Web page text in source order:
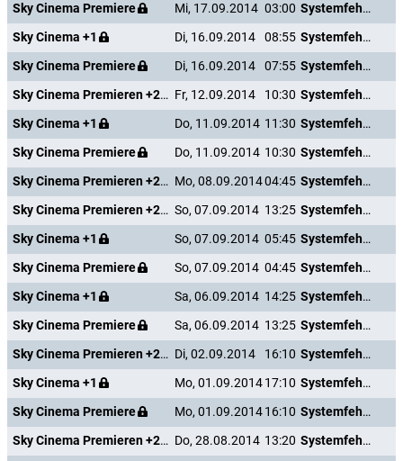
Sky Cinema Premiere
Mi, 17.09.2014 03:00
Systemfehler - Wenn Inge tanzt
Sky Cinema +1
Di, 16.09.2014 08:55
Systemfehler - Wenn Inge tanzt
Sky Cinema Premiere
Di, 16.09.2014 07:55
Systemfehler - Wenn Inge tanzt
Sky Cinema Premieren +24 Fr, 12.09.2014 10:30
Systemfehler - Wenn Inge tanzt
Sky Cinema +1
Do, 11.09.2014 11:30
Systemfehler - Wenn Inge tanzt
Sky Cinema Premiere
Do, 11.09.2014 10:30
Systemfehler - Wenn Inge tanzt
Sky Cinema Premieren +24 Mo, 08.09.201404:45
Systemfehler - Wenn Inge tanzt
Sky Cinema Premieren +24 So, 07.09.2014 13:25
Systemfehler - Wenn Inge tanzt
Sky Cinema +1
So, 07.09.2014 05:45
Systemfehler - Wenn Inge tanzt
Sky Cinema Premiere
So, 07.09.2014 04:45
Systemfehler - Wenn Inge tanzt
Sky Cinema +1
Sa, 06.09.2014 14:25
Systemfehler - Wenn Inge tanzt
Sky Cinema Premiere
Sa, 06.09.2014 13:25
Systemfehler - Wenn Inge tanzt
Sky Cinema Premieren +24 Di, 02.09.2014 16:10
Systemfehler - Wenn Inge tanzt
Sky Cinema +1
Mo, 01.09.201417:10
Systemfehler - Wenn Inge tanzt
Sky Cinema Premiere
Mo, 01.09.201416:10
Systemfehler - Wenn Inge tanzt
Sky Cinema Premieren +24 Do, 28.08.2014 13:20
Systemfehler - Wenn Inge tanzt